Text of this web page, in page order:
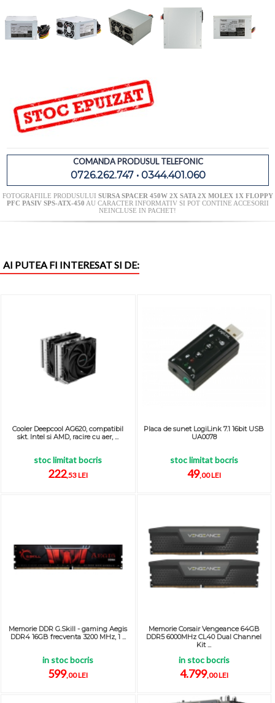
COMANDA PRODUSUL TELEFONIC
0726.262.747 • 0344.401.060
FOTOGRAFIILE PRODUSULUI SURSA SPACER 450W 2X SATA 2X MOLEX 1X FLOPPY
PFC PASIV SPS-ATX-450 AU CARACTER INFORMATIV SI POT CONTINE ACCESORII
NEINCLUSE IN PACHET!
AI PUTEA FI INTERESAT SI DE:
Cooler Deepcool AG620, compatibil
skt. Intel si AMD, racire cu aer, ...
stoc limitat bocris
222,53 LEI
Placa de sunet LogiLink 7.1 16bit USB
UA0078
stoc limitat bocris
49,00 LEI
Memorie DDR G.Skill - gaming Aegis
DDR4 16GB frecventa 3200 MHz, 1 ...
in stoc bocris
599,00 LEI
Memorie Corsair Vengeance 64GB
DDR5 6000MHz CL40 Dual Channel
Kit ...
in stoc bocris
4.799,00 LEI